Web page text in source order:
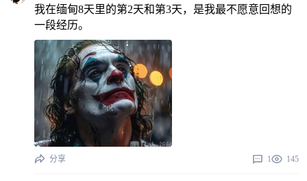
我在缅甸8天里的第2天和第3天，是我最不愿意回想的
一段经历。
分享 1 145